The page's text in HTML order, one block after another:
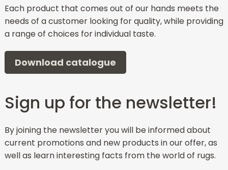
Each product that comes out of our hands meets the
needs of a customer looking for quality, while providing
a range of choices for individual taste.
Download catalogue
Sign up for the newsletter!
By joining the newsletter you will be informed about
current promotions and new products in our offer, as
well as learn interesting facts from the world of rugs.